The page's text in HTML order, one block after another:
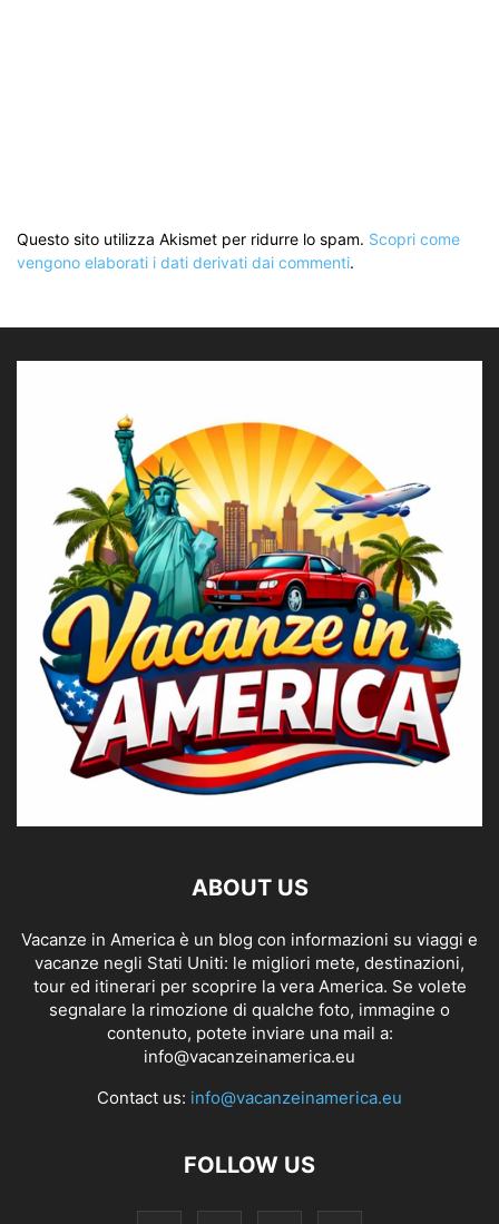
Questo sito utilizza Akismet per ridurre lo spam. Scopri come
vengono elaborati i dati derivati dai commenti.
ABOUT US
Vacanze in America è un blog con informazioni su viaggi e
vacanze negli Stati Uniti: le migliori mete, destinazioni,
tour ed itinerari per scoprire la vera America. Se volete
segnalare la rimozione di qualche foto, immagine o
contenuto, potete inviare una mail a:
info@vacanzeinamerica.eu
Contact us: info@vacanzeinamerica.eu
FOLLOW US